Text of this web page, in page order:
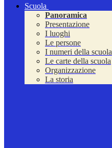
Scuola
Panoramica
Presentazione
I luoghi
Le persone
I numeri della scuola
Le carte della scuola
Organizzazione
La storia